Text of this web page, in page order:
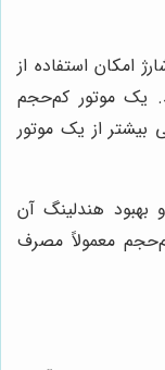
امکان استفاده از
یک موتور کم‌حجم
بیشتر از یک موتور
هندلینگ آن
معمولاً مصرف